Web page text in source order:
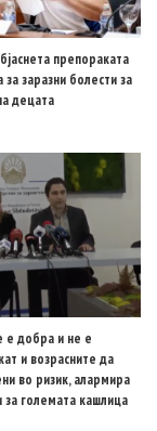
препораката
за заразни болести за
децата
е добра и не е
и возрасните да
во ризик, алармира
за големата кашлица